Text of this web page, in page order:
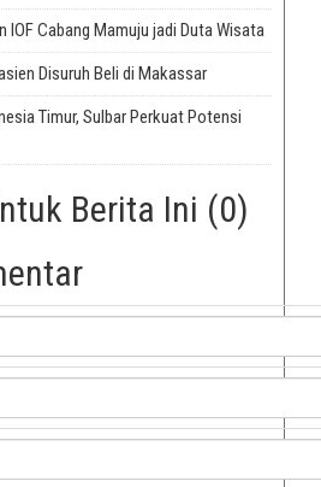
IOF Cabang Mamuju jadi Duta Wisata
Disuruh Beli di Makassar
Timur, Sulbar Perkuat Potensi
Berita Ini (0)